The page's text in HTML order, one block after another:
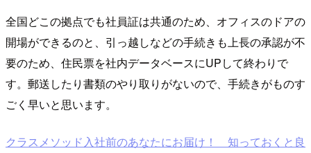
全国どこの拠点でも社員証は共通のため、オフィスのドアの
開場ができるのと、引っ越しなどの手続きも上長の承認が不
要のため、住民票を社内データベースにUPして終わりで
す。郵送したり書類のやり取りがないので、手続きがものす
ごく早いと思います。
クラスメソッド入社前のあなたにお届け！ 知っておくと良